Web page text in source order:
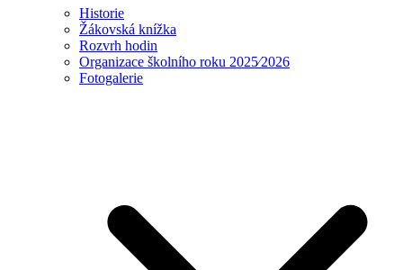
Historie
Žákovská knížka
Rozvrh hodin
Organizace školního roku 2025⁄2026
Fotogalerie